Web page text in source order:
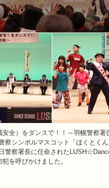
全）をダンスで！！～羽幌警察
シンボルマスコット「ほくとく
警察署長に任命された
を呼びかけました。